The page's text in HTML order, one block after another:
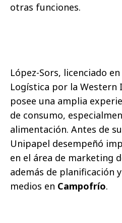
otras funciones.
López-Sors, licenciado
Logística por la Western
posee una amplia
de consumo,
alimentación. Antes de
Unipapel desempeñó
en el área de marketing
además de planificación
medios en Campofrío.